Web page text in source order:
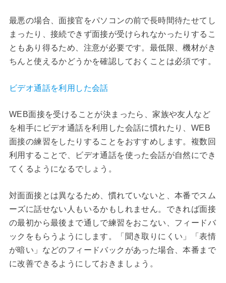
最悪の場合、面接官をパソコンの前で長時間待たせてし
まったり、接続できず面接が受けられなかったりするこ
ともあり得るため、注意が必要です。最低限、機材がき
ちんと使えるかどうかを確認しておくことは必須です。
ビデオ通話を利用した会話
WEB面接を受けることが決まったら、家族や友人など
を相手にビデオ通話を利用した会話に慣れたり、WEB
面接の練習をしたりすることをおすすめします。複数回
利用することで、ビデオ通話を使った会話が自然にでき
てくるようになるでしょう。
対面面接とは異なるため、慣れていないと、本番でスム
ーズに話せない人もいるかもしれません。できれば面接
の最初から最後まで通しで練習をおこない、フィードバ
ックをもらうようにします。「聞き取りにくい」「表情
が暗い」などのフィードバックがあった場合、本番まで
に改善できるようにしておきましょう。